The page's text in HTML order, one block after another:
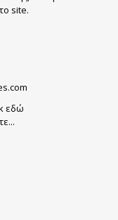
site.
εδώ